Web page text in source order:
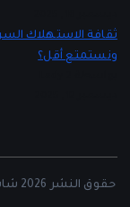
ثقافة الاستهلاك
ونستمتع أقل؟